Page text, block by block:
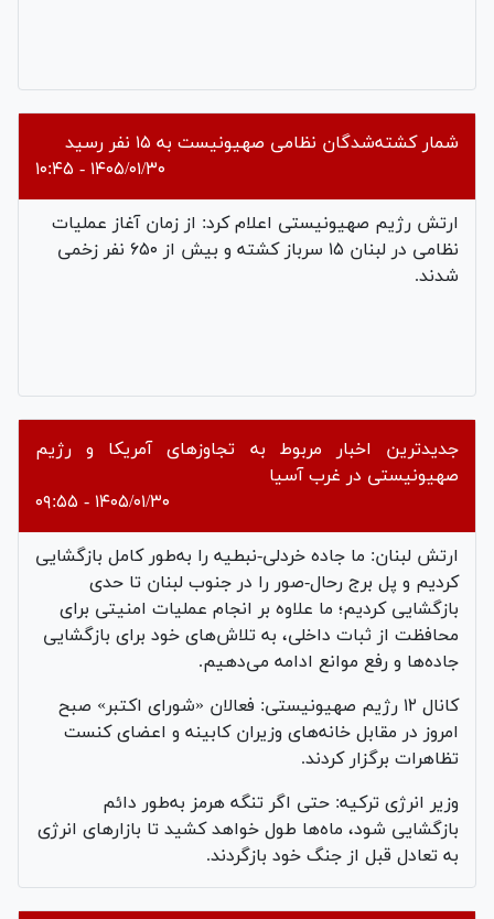
شمار کشته‌شدگان نظامی صهیونیست به ۱۵ نفر رسید
۱۴۰۵/۰۱/۳۰ - ۱۰:۴۵
ارتش رژیم صهیونیستی اعلام کرد: از زمان آغاز عملیات
نظامی در لبنان ۱۵ سرباز کشته و بیش از ۶۵۰ نفر زخمی
شدند.
جدیدترین اخبار مربوط به تجاوزهای آمریکا و رژیم
صهیونیستی در غرب آسیا
۱۴۰۵/۰۱/۳۰ - ۰۹:۵۵
ارتش لبنان: ما جاده خردلی-نبطیه را به‌طور کامل بازگشایی
کردیم و پل برج رحال-صور را در جنوب لبنان تا حدی
بازگشایی کردیم؛ ما علاوه بر انجام عملیات امنیتی برای
محافظت از ثبات داخلی، به تلاش‌های خود برای بازگشایی
جاده‌ها و رفع موانع ادامه می‌دهیم.
کانال ۱۲ رژیم صهیونیستی: فعالان «شورای اکتبر» صبح
امروز در مقابل خانه‌های وزیران کابینه و اعضای کنست
تظاهرات برگزار کردند.
وزیر انرژی ترکیه: حتی اگر تنگه هرمز به‌طور دائم
بازگشایی شود، ماه‌ها طول خواهد کشید تا بازارهای انرژی
به تعادل قبل از جنگ خود بازگردند.